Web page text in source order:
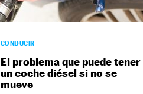
CONDUCIR
El problema que puede tener
un coche diésel si no se
mueve